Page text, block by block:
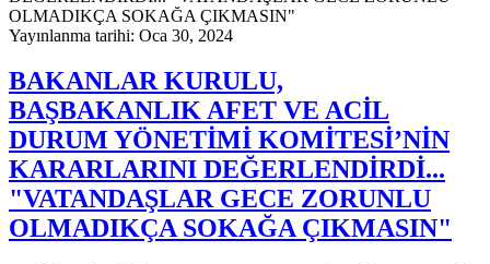
Yayınlanma tarihi: Oca 30, 2024
BAKANLAR KURULU,
BAŞBAKANLIK AFET VE ACİL
DURUM YÖNETİMİ KOMİTESİ’NİN
KARARLARINI DEĞERLENDİRDİ...
"VATANDAŞLAR GECE ZORUNLU
OLMADIKÇA SOKAĞA ÇIKMASIN"